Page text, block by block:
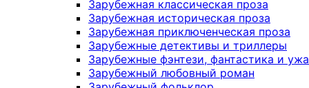
Зарубежная классическая проза
Зарубежная историческая проза
Зарубежная приключенческая проза
Зарубежные детективы и триллеры
Зарубежные фэнтези, фантастика и
Зарубежный любовный роман